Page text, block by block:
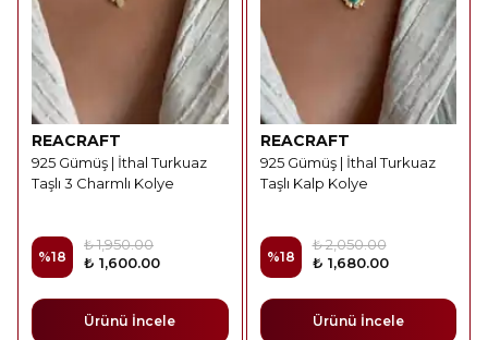
REACRAFT
925 Gümüş | İthal Turkuaz
Taşlı 3 Charmlı Kolye
%18
₺ 1,950.00
₺ 1,600.00
Ürünü İncele
REACRAFT
925 Gümüş | İthal Turkuaz
Taşlı Kalp Kolye
%18
₺ 2,050.00
₺ 1,680.00
Ürünü İncele